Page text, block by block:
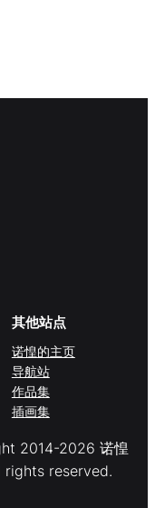
其他站点
诺惶的主页
导航站
作品集
插画集
2014-2026 诺惶
rights reserved.